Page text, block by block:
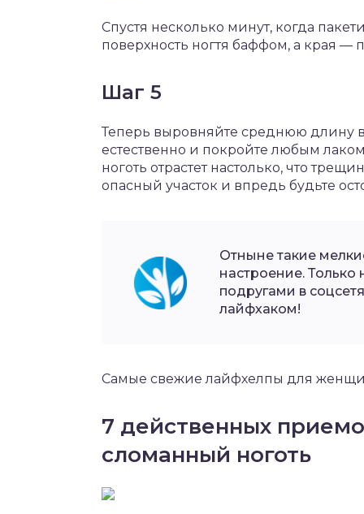
Спустя несколько минут, когда
поверхность ногтя баффом, а края —
Шаг 5
Теперь выровняйте среднюю длину
естественно и покройте любым
ноготь отрастет настолько, что
опасный участок и впредь будьте
Отныне такие
настроение. Только
подругами в
лайфхаком!
Самые свежие лайфхелпы для
7 действенных
сломанный ноготь